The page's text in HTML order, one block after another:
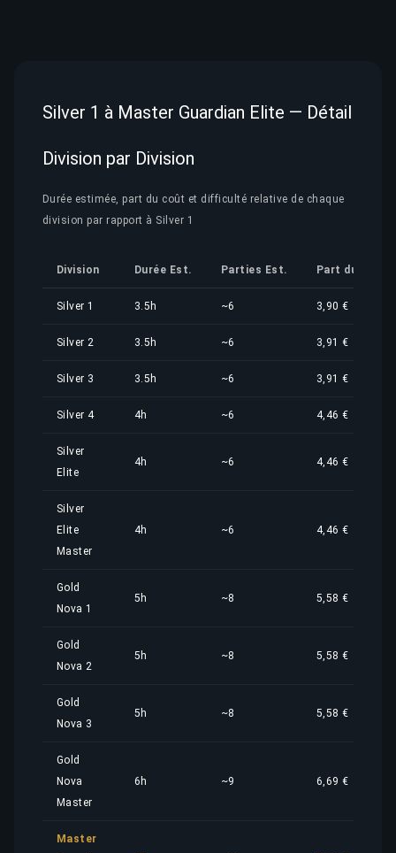
Silver 1 à Master Guardian Elite — Détail
Division par Division
Durée estimée, part du coût et difficulté relative de chaque
division par rapport à Silver 1
Division Durée Est. Parties Est. Part du Coût
Silver 1 3.5h ~6 3,90 €
Silver 2 3.5h ~6 3,91 €
Silver 3 3.5h ~6 3,91 €
Silver 4 4h ~6 4,46 €
Silver
Elite
4h ~6 4,46 €
Silver
Elite
Master
4h ~6 4,46 €
Gold
Nova 1
5h ~8 5,58 €
Gold
Nova 2
5h ~8 5,58 €
Gold
Nova 3
5h ~8 5,58 €
Gold
Nova
Master
6h ~9 6,69 €
Master